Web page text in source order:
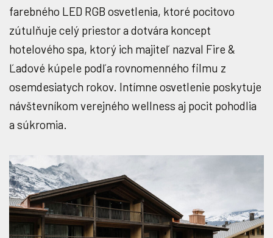
farebného LED RGB osvetlenia, ktoré pocitovo
zútulňuje celý priestor a dotvára koncept
hotelového spa, ktorý ich majiteľ nazval Fire &
Ľadové kúpele podľa rovnomenného filmu z
osemdesiatych rokov. Intímne osvetlenie poskytuje
návštevníkom verejného wellness aj pocit pohodlia
a súkromia.